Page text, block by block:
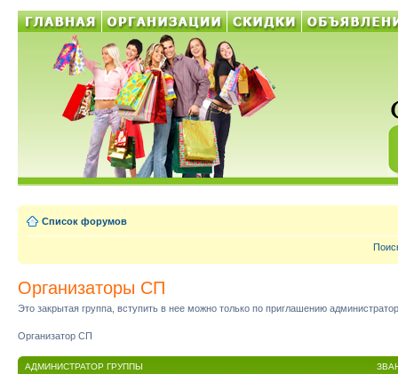
Список форумов
Организаторы СП
Это закрытая группа, вступить в нее можно только по приглашению
Организатор СП
АДМИНИСТРАТОР ГРУППЫ